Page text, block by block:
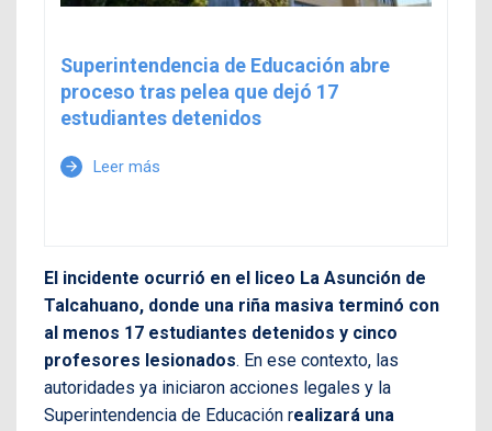
Superintendencia de Educación abre
proceso tras pelea que dejó 17
estudiantes detenidos
arrow_forward Leer más
El incidente ocurrió en el liceo La Asunción de
Talcahuano, donde una riña masiva terminó con
al menos 17 estudiantes detenidos y cinco
profesores lesionados. En ese contexto, las
autoridades ya iniciaron acciones legales y la
Superintendencia de Educación realizará una